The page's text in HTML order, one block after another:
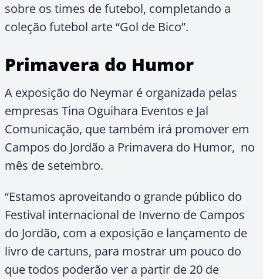
sobre os times de futebol, completando a
coleção futebol arte “Gol de Bico”.
Primavera do Humor
A exposição do Neymar é organizada pelas
empresas Tina Oguihara Eventos e Jal
Comunicação, que também irá promover em
Campos do Jordão a Primavera do Humor, no
mês de setembro.
“Estamos aproveitando o grande público do
Festival internacional de Inverno de Campos
do Jordão, com a exposição e lançamento de
livro de cartuns, para mostrar um pouco do
que todos poderão ver a partir de 20 de